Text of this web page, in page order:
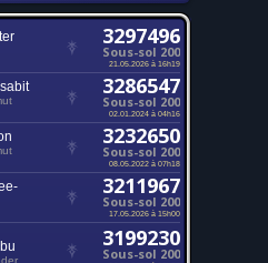
3297496
Sous-sol 200
21.05.2026 à 16h19
3286547
Sous-sol 200
02.01.2024 à 04h16
3232650
Sous-sol 200
08.05.2022 à 07h18
3211967
Sous-sol 200
17.05.2026 à 15h00
3199230
Sous-sol 200